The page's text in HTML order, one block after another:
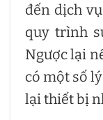
đến dịch
quy trình
Ngược lại
có một số
lại thiết bị